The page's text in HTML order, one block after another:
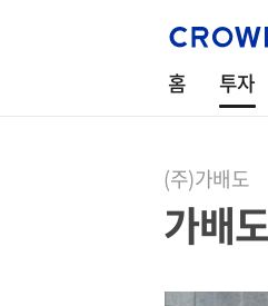
홈 투자
(주)가배도
가배